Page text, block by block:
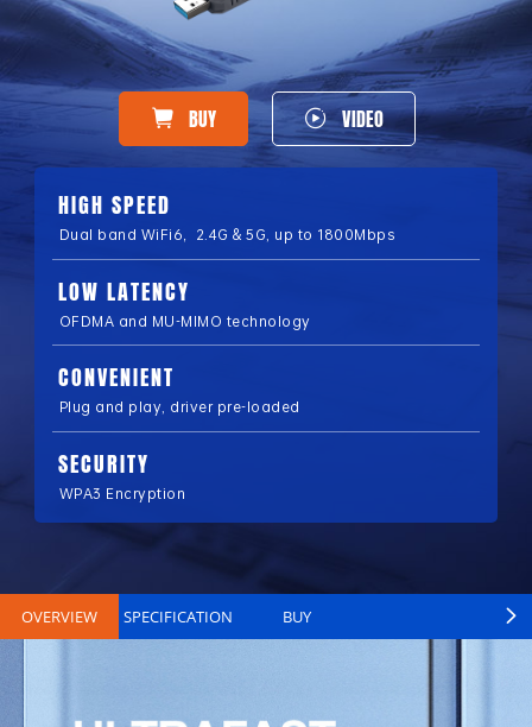
BUY VIDEO
HIGH SPEED
Dual band WiFi6，2.4G & 5G, up to 1800Mbps
LOW LATENCY
OFDMA and MU-MIMO technology
CONVENIENT
Plug and play, driver pre-loaded
SECURITY
WPA3 Encryption
OVERVIEW SPECIFICATION BUY